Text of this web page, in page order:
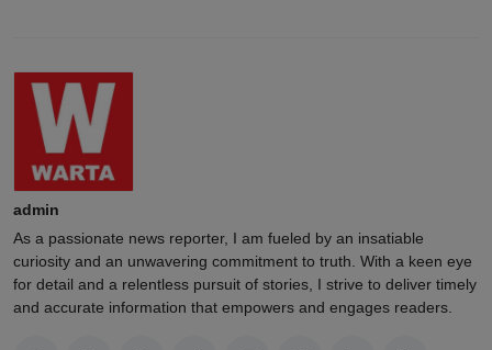
admin
As a passionate news reporter, I am fueled by an insatiable
curiosity and an unwavering commitment to truth. With a keen eye
for detail and a relentless pursuit of stories, I strive to deliver timely
and accurate information that empowers and engages readers.